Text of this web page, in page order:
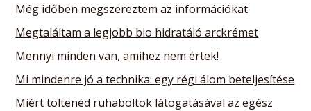
Még időben megszereztem az információkat
Megtaláltam a legjobb bio hidratáló arckrémet
Mennyi minden van, amihez nem értek!
Mi mindenre jó a technika: egy régi álom beteljesítése
Miért töltenéd ruhaboltok látogatásával az egész